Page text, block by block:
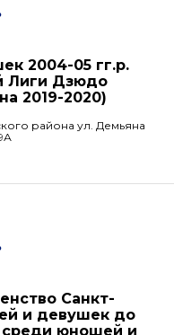
2004-05 гг.р.
Лиги Дзюдо
2019-2020)
района ул. Демьяна
Санкт-
и девушек до
среди юношей и